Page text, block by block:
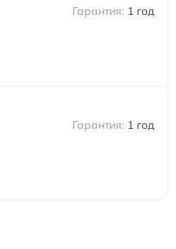
1 год
1 год